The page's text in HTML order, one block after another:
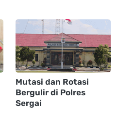
Mutasi dan Rotasi
Bergulir di Polres
Sergai